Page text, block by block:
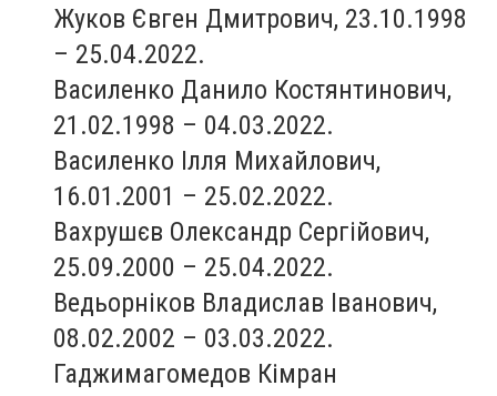
Жуков Євген Дмитрович, 23.10.1998
– 25.04.2022.
Василенко Данило Костянтинович,
21.02.1998 – 04.03.2022.
Василенко Ілля Михайлович,
16.01.2001 – 25.02.2022.
Вахрушєв Олександр Сергійович,
25.09.2000 – 25.04.2022.
Ведьорніков Владислав Іванович,
08.02.2002 – 03.03.2022.
Гаджимагомедов Кімран